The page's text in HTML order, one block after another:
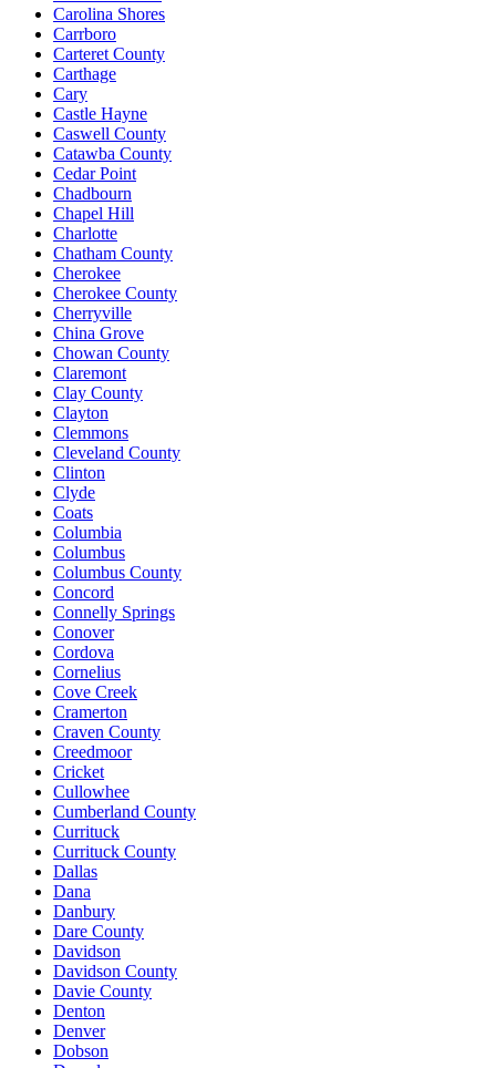
Carolina Shores
Carrboro
Carteret County
Carthage
Cary
Castle Hayne
Caswell County
Catawba County
Cedar Point
Chadbourn
Chapel Hill
Charlotte
Chatham County
Cherokee
Cherokee County
Cherryville
China Grove
Chowan County
Claremont
Clay County
Clayton
Clemmons
Cleveland County
Clinton
Clyde
Coats
Columbia
Columbus
Columbus County
Concord
Connelly Springs
Conover
Cordova
Cornelius
Cove Creek
Cramerton
Craven County
Creedmoor
Cricket
Cullowhee
Cumberland County
Currituck
Currituck County
Dallas
Dana
Danbury
Dare County
Davidson
Davidson County
Davie County
Denton
Denver
Dobson